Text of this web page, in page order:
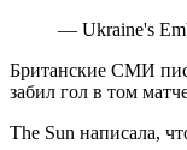
— Ukraine's
Британские СМИ
забил гол в том
The Sun написала,